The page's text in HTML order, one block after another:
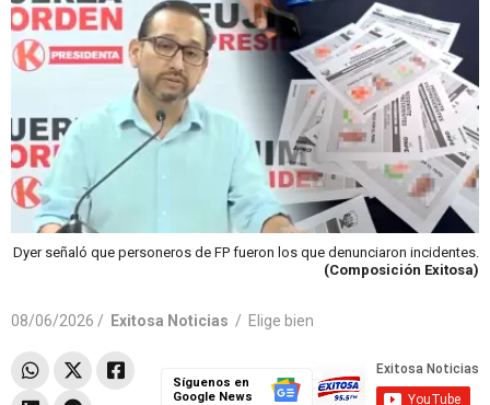
Dyer señaló que personeros de FP fueron los que denunciaron incidentes.
(Composición Exitosa)
08/06/2026 / Exitosa Noticias / Elige bien
Síguenos en
Google News